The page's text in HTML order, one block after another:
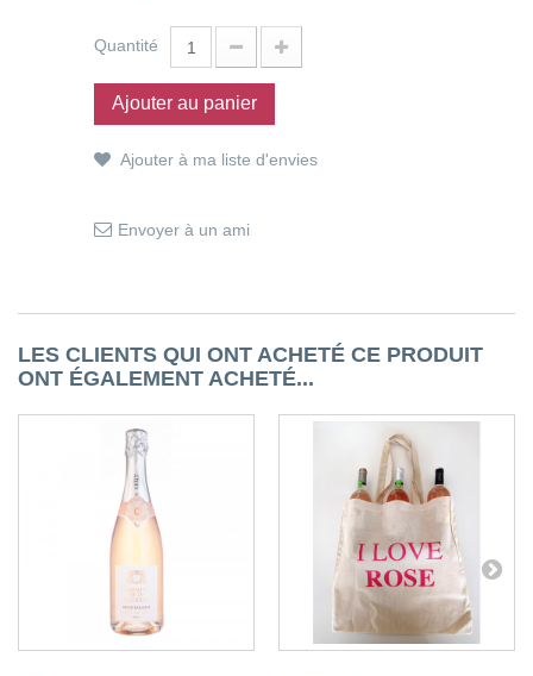
Quantité
Ajouter au panier
Ajouter à ma liste d'envies
Envoyer à un ami
LES CLIENTS QUI ONT ACHETÉ CE PRODUIT
ONT ÉGALEMENT ACHETÉ...